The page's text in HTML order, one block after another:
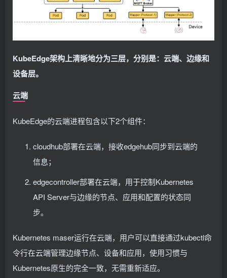
KubeEdge架构上清晰地分为三层，分别是：云端、边缘和
设备层。
云端
KubeEdge的云端进程包含以下2个组件：
cloudhub部署在云端，接收edgehub同步到云端的
信息；
edgecontroller部署在云端，用于控制Kubernetes
API Server与边缘的节点、应用和配置的状态同
步。
Kubernetes maser运行在云端，用户可以直接通过kubectl命
令行在云端管理边缘节点、设备和应用，使用习惯与
Kubernetes原生的完全一致，无需重新适应。